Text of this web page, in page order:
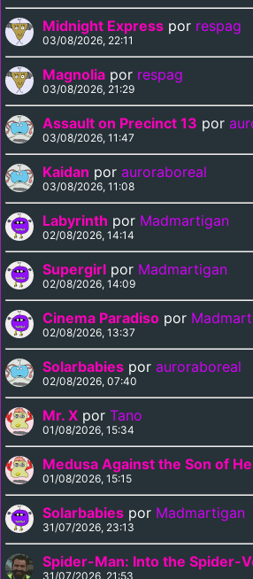
Midnight Express por respag
03/08/2026, 22:11
Magnolia por respag
03/08/2026, 21:29
Assault on Precinct 13 por
03/08/2026, 11:47
Kaidan por auroraboreal
03/08/2026, 11:08
Labyrinth por Madmartigan
02/08/2026, 14:14
Supergirl por Madmartigan
02/08/2026, 14:09
Cinema Paradiso por
02/08/2026, 13:37
Solarbabies por auroraboreal
02/08/2026, 07:40
Mr. X por Tano
01/08/2026, 15:34
Medusa Against the Son of
01/08/2026, 15:15
Solarbabies por Madmartigan
31/07/2026, 23:13
Spider-Man: Into the Spider-
31/07/2026, 21:53